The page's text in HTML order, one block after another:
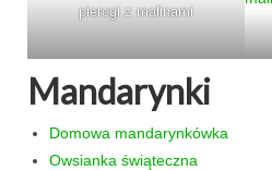
pierogi z malinami
Mandarynki
Domowa mandarynkówka
Owsianka świąteczna